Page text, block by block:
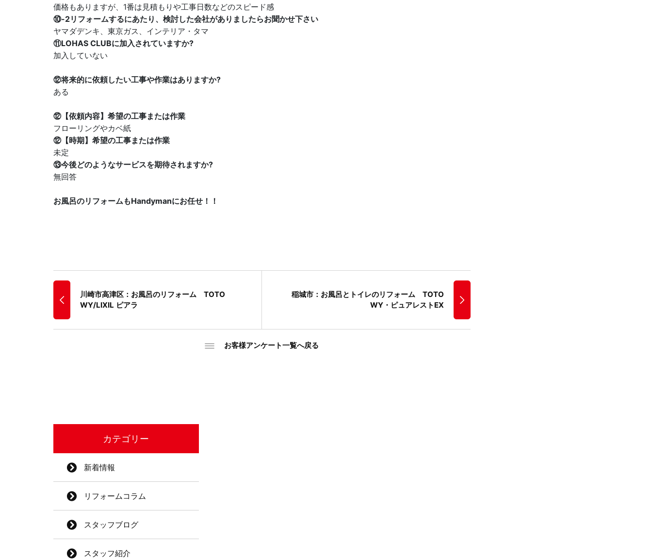
価格もありますが、1番は見積もりや工事日数などのスピード感
⑩-2リフォームするにあたり、検討した会社がありましたらお聞かせ下さい
ヤマダデンキ、東京ガス、インテリア・タマ
⑪LOHAS CLUBに加入されていますか?
加入していない
⑫将来的に依頼したい工事や作業はありますか?
ある
⑫【依頼内容】希望の工事または作業
フローリングやカベ紙
⑫【時期】希望の工事または作業
未定
⑬今後どのようなサービスを期待されますか?
無回答
お風呂のリフォームもHandymanにお任せ！！
川崎市高津区：お風呂のリフォーム TOTO
WY/LIXIL ピアラ
稲城市：お風呂とトイレのリフォーム TOTO
WY・ピュアレストEX
お客様アンケート一覧へ戻る
カテゴリー
新着情報
リフォームコラム
スタッフブログ
スタッフ紹介